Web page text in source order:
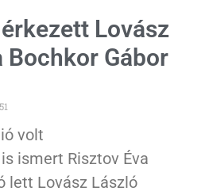
Lovász
Bochkor Gábor
volt
ismert Risztov Éva
lett Lovász László